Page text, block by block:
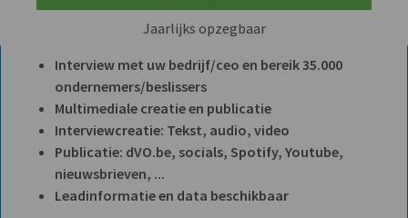
Jaarlijks opzegbaar
Interview met uw bedrijf/ceo en bereik 35.000
ondernemers/beslissers
Multimediale creatie en publicatie
Interviewcreatie: Tekst, audio, video
Publicatie: dVO.be, socials, Spotify, Youtube,
nieuwsbrieven, ...
Leadinformatie en data beschikbaar